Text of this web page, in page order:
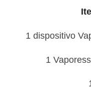
1 dispositivo
1